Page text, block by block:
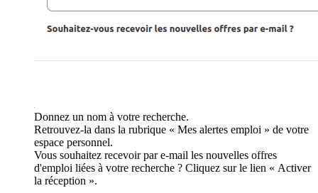
Donnez un nom à votre recherche.
Retrouvez-la dans la rubrique « Mes alertes emploi » de votre
espace personnel.
Vous souhaitez recevoir par e-mail les nouvelles offres
d'emploi liées à votre recherche ? Cliquez sur le lien « Activer
la réception ».